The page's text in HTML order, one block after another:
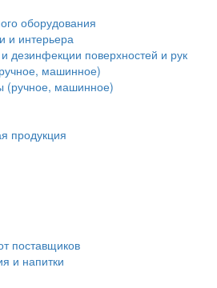
оборудования
и интерьера
дезинфекции поверхностей и рук
машинное)
(ручное, машинное)
продукция
поставщиков
и напитки